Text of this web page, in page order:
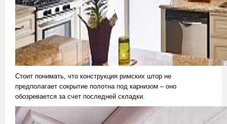
Стоит понимать, что конструкция римских штор не
предполагает сокрытие полотна под карнизом – оно
обозревается за счет последней складки.